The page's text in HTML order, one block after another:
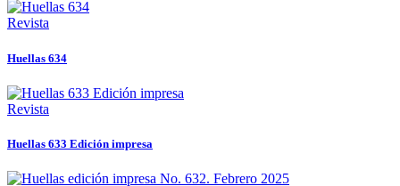
Revista
Huellas 634
Revista
Huellas 633 Edición impresa